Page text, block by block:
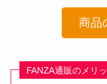
商品
FANZA通販のメリ